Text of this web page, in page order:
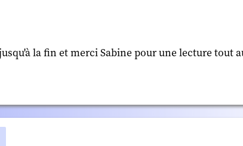
la fin et merci Sabine pour une lecture tout